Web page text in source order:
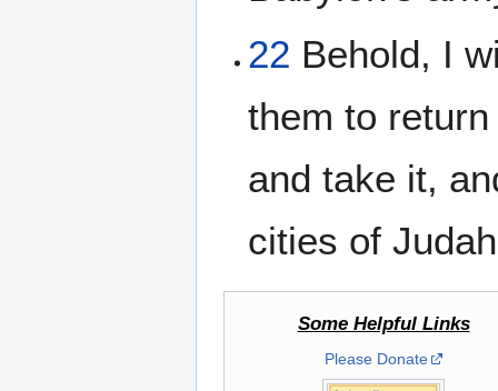
22 Behold, I
them to
and take it,
cities of
Some Helpful Links
Please Donate